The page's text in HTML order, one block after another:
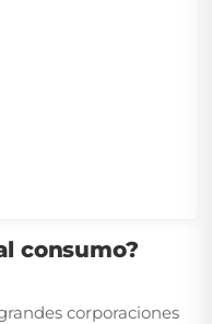
consumo?
corporaciones